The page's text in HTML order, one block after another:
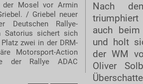
Mosel vor Armin
/ Griebel neuer
Deutschen Rallye-
Satorius sichert sich
zwei in der DRM-
Motorsport-Action
der Rallye ADAC
Nach
auch
und holt
der WM
Oliver